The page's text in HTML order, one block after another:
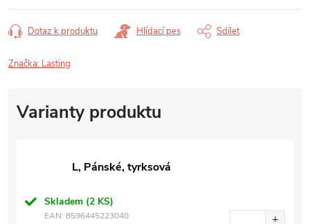
Dotaz k produktu Hlídací pes Sdílet
Značka: Lasting
L, Pánské, tyrksová
Skladem (2 KS)
EAN: 8596445223040